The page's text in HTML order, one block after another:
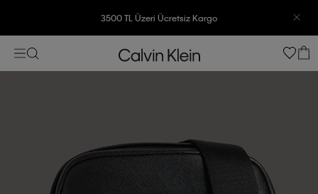
3500 TL Üzeri Ücretsiz Kargo
7500 TL Ve Üzeri Alışverişlerinizde 6 Taksit İmkanı